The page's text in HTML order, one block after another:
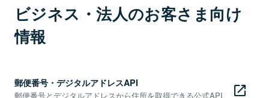
ビジネス・法人のお客さま向け
情報
郵便番号・デジタルアドレスAPI
郵便番号とデジタルアドレスから住所を取得できる公式API